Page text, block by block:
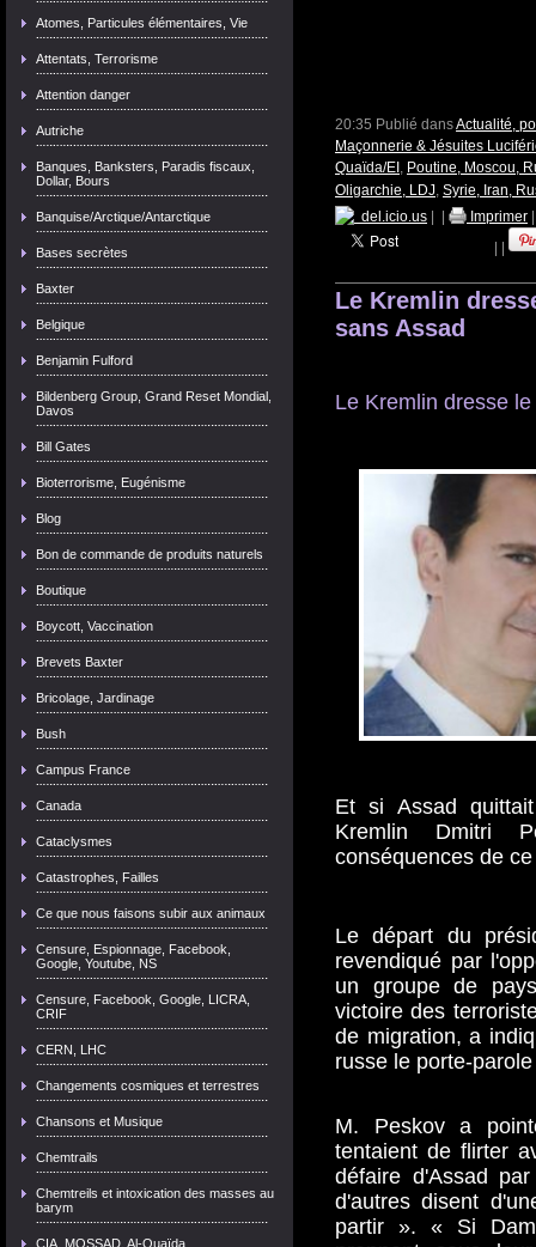
Atomes, Particules élémentaires, Vie
Attentats, Terrorisme
Attention danger
Autriche
Banques, Banksters, Paradis fiscaux,
Dollar, Bours
Banquise/Arctique/Antarctique
Bases secrètes
Baxter
Belgique
Benjamin Fulford
Bildenberg Group, Grand Reset Mondial,
Davos
Bill Gates
Bioterrorisme, Eugénisme
Blog
Bon de commande de produits naturels
Boutique
Boycott, Vaccination
Brevets Baxter
Bricolage, Jardinage
Bush
Campus France
Canada
Cataclysmes
Catastrophes, Failles
Ce que nous faisons subir aux animaux
Censure, Espionnage, Facebook,
Google, Youtube, NS
Censure, Facebook, Google, LICRA,
CRIF
CERN, LHC
Changements cosmiques et terrestres
Chansons et Musique
Chemtrails
Chemtreils et intoxication des masses au
barym
CIA, MOSSAD, Al-Quaïda
20:35 Publié dansActualité,
Maçonnerie & Jésuites
Quaïda/EI , Poutine, Moscou,
Oligarchie, LDJ, Syrie, Iran,
del.icio.us
Imprimer
Le Kremlin
sans Assad
Le Kremlin dresse
Et si Assad
Kremlin Dmitri
conséquences de
Le départ du
revendiqué par
un groupe de
victoire des
de migration, a
russe le porte-
M. Peskov a
tentaient de flirter
défaire d'Assad
d'autres disent
partir ». « Si